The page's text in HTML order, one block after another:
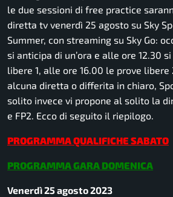
le due sessioni di free practice
diretta tv venerdì 25 agosto su Sky
Summer, con streaming su Sky Go:
si anticipa di un’ora e alle ore 12.30
libere 1, alle ore 16.00 le prove libere
alcuna diretta o differita in chiaro,
solito invece vi propone al solito la
e FP2. Ecco di seguito il riepilogo.
PROGRAMMA QUALIFICHE SABATO
PROGRAMMA GARA DOMENICA
Venerdì 25 agosto 2023